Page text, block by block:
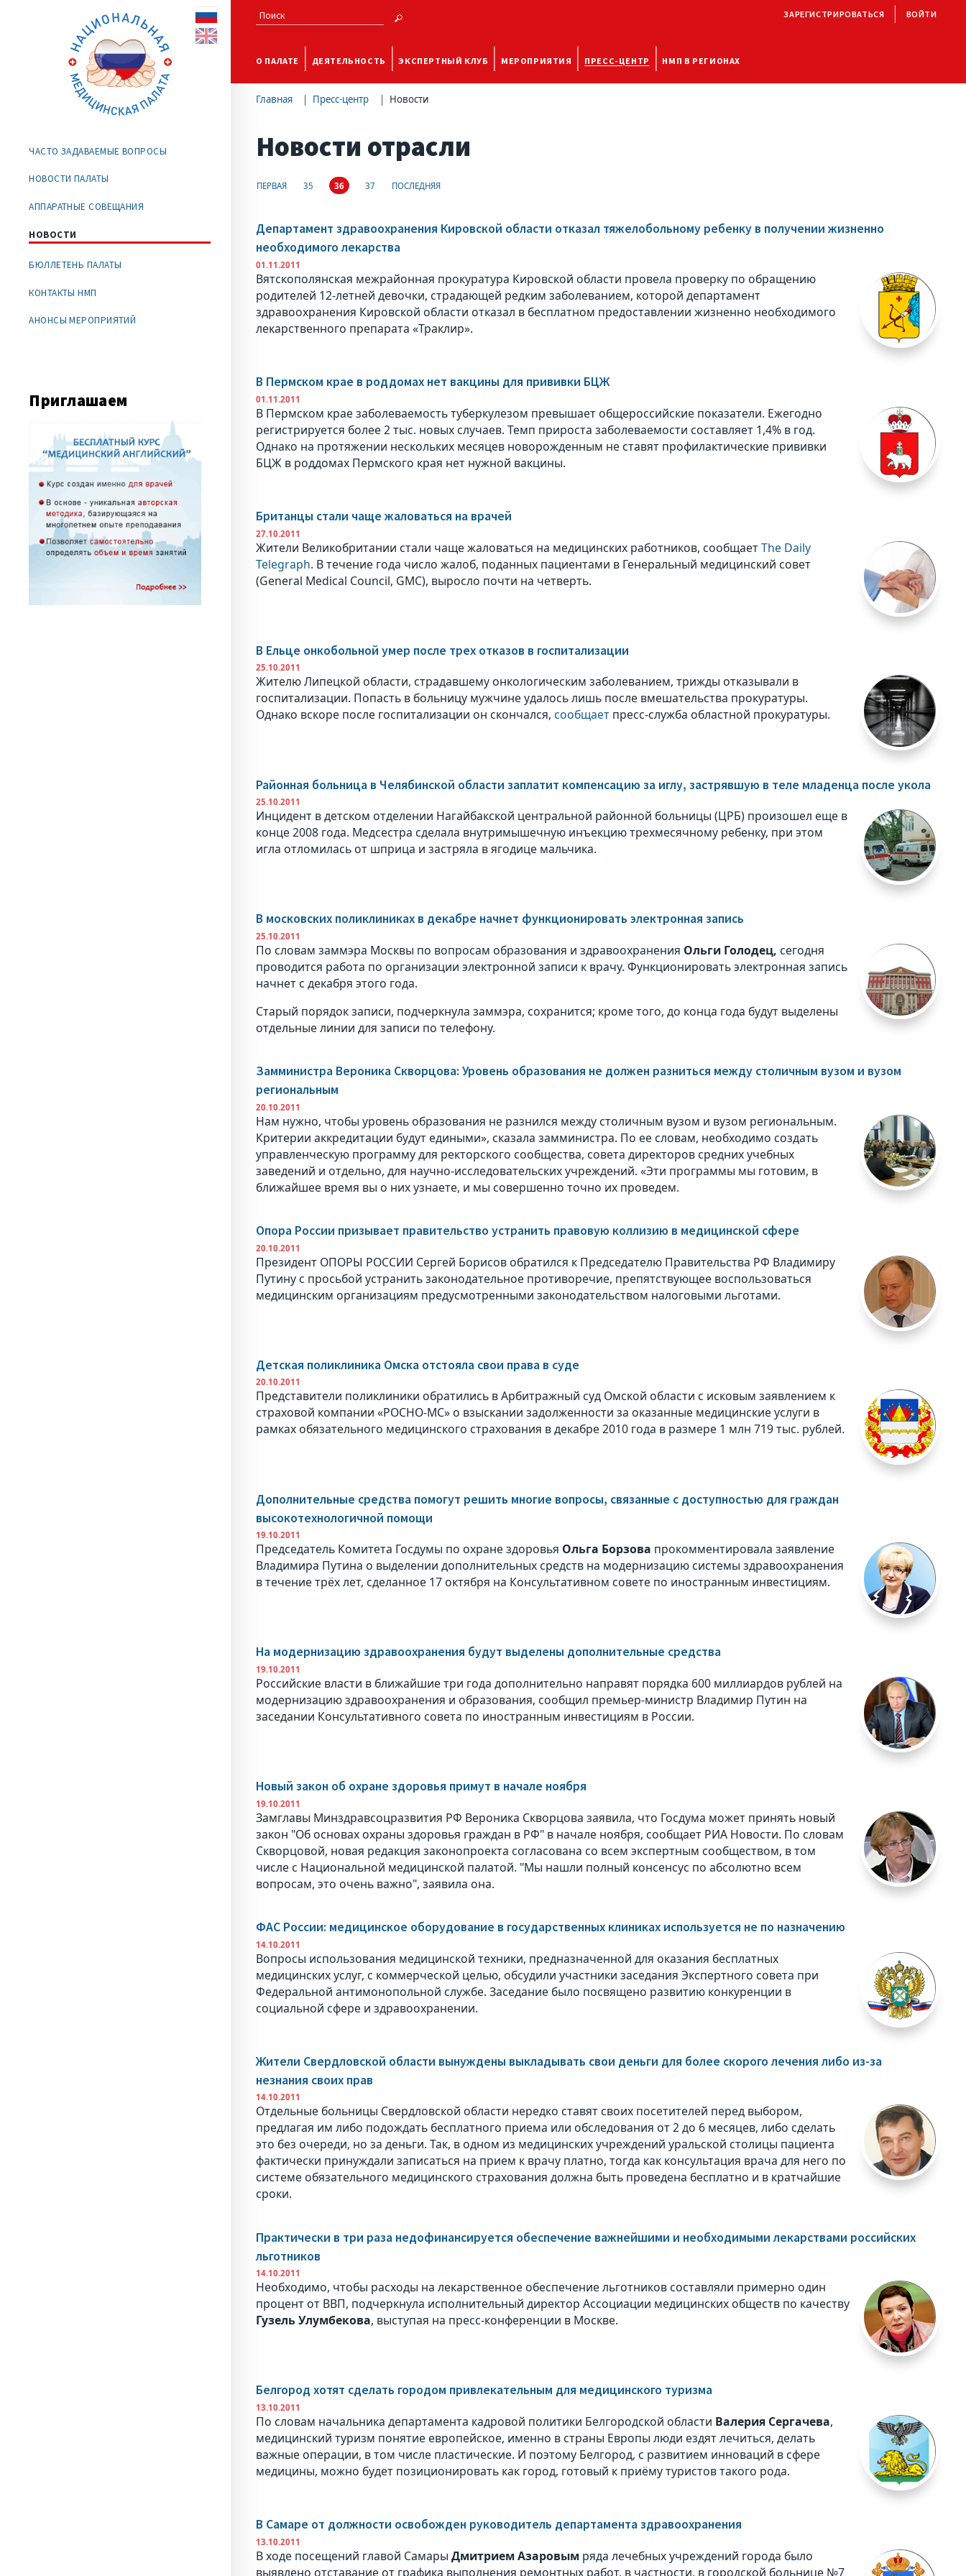
ЗАРЕГИСТРИРОВАТЬСЯ ВОЙТИ
О ПАЛАТЕ ДЕЯТЕЛЬНОСТЬ ЭКСПЕРТНЫЙ КЛУБ МЕРОПРИЯТИЯ ПРЕСС-ЦЕНТР НМП В РЕГИОНАХ
Главная Пресс-центр Новости
Новости отрасли
ПЕРВАЯ 35 36 37 ПОСЛЕДНЯЯ
Департамент здравоохранения Кировской области отказал тяжелобольному ребенку в получении жизненно
необходимого лекарства
01.11.2011
Вятскополянская межрайонная прокуратура Кировской области провела проверку по обращению
родителей 12-летней девочки, страдающей редким заболеванием, которой департамент
здравоохранения Кировской области отказал в бесплатном предоставлении жизненно необходимого
лекарственного препарата «Траклир».
В Пермском крае в роддомах нет вакцины для прививки БЦЖ
01.11.2011
В Пермском крае заболеваемость туберкулезом превышает общероссийские показатели. Ежегодно
регистрируется более 2 тыс. новых случаев. Темп прироста заболеваемости составляет 1,4% в год.
Однако на протяжении нескольких месяцев новорожденным не ставят профилактические прививки
БЦЖ в роддомах Пермского края нет нужной вакцины.
Британцы стали чаще жаловаться на врачей
27.10.2011
Жители Великобритании стали чаще жаловаться на медицинских работников, сообщаетThe Daily
Telegraph. В течение года число жалоб, поданных пациентами в Генеральный медицинский совет
(General Medical Council, GMC), выросло почти на четверть.
В Ельце онкобольной умер после трех отказов в госпитализации
25.10.2011
Жителю Липецкой области, страдавшему онкологическим заболеванием, трижды отказывали в
госпитализации. Попасть в больницу мужчине удалось лишь после вмешательства прокуратуры.
Однако вскоре после госпитализации он скончался,сообщает пресс-служба областной прокуратуры.
Районная больница в Челябинской области заплатит компенсацию за иглу, застрявшую в теле младенца после укола
25.10.2011
Инцидент в детском отделении Нагайбакской центральной районной больницы (ЦРБ) произошел еще в
конце 2008 года. Медсестра сделала внутримышечную инъекцию трехмесячному ребенку, при этом
игла отломилась от шприца и застряла в ягодице мальчика.
В московских поликлиниках в декабре начнет функционировать электронная запись
25.10.2011
По словам заммэра Москвы по вопросам образования и здравоохранения Ольги Голодец, сегодня
проводится работа по организации электронной записи к врачу. Функционировать электронная запись
начнет с декабря этого года.
Старый порядок записи, подчеркнула заммэра, сохранится; кроме того, до конца года будут выделены
отдельные линии для записи по телефону.
Замминистра Вероника Скворцова: Уровень образования не должен разниться между столичным вузом и вузом
региональным
20.10.2011
Нам нужно, чтобы уровень образования не разнился между столичным вузом и вузом региональным.
Критерии аккредитации будут едиными», сказала замминистра. По ее словам, необходимо создать
управленческую программу для ректорского сообщества, совета директоров средних учебных
заведений и отдельно, для научно-исследовательских учреждений. «Эти программы мы готовим, в
ближайшее время вы о них узнаете, и мы совершенно точно их проведем.
Опора России призывает правительство устранить правовую коллизию в медицинской сфере
20.10.2011
Президент ОПОРЫ РОССИИ Сергей Борисов обратился к Председателю Правительства РФ Владимиру
Путину с просьбой устранить законодательное противоречие, препятствующее воспользоваться
медицинским организациям предусмотренными законодательством налоговыми льготами.
Детская поликлиника Омска отстояла свои права в суде
20.10.2011
Представители поликлиники обратились в Арбитражный суд Омской области с исковым заявлением к
страховой компании «РОСНО-МС» о взыскании задолженности за оказанные медицинские услуги в
рамках обязательного медицинского страхования в декабре 2010 года в размере 1 млн 719 тыс. рублей.
Дополнительные средства помогут решить многие вопросы, связанные с доступностью для граждан
высокотехнологичной помощи
19.10.2011
Председатель Комитета Госдумы по охране здоровья Ольга Борзова прокомментировала заявление
Владимира Путина о выделении дополнительных средств на модернизацию системы здравоохранения
в течение трёх лет, сделанное 17 октября на Консультативном совете по иностранным инвестициям.
На модернизацию здравоохранения будут выделены дополнительные средства
19.10.2011
Российские власти в ближайшие три года дополнительно направят порядка 600 миллиардов рублей на
модернизацию здравоохранения и образования, сообщил премьер-министр Владимир Путин на
заседании Консультативного совета по иностранным инвестициям в России.
Новый закон об охране здоровья примут в начале ноября
19.10.2011
Замглавы Минздравсоцразвития РФ Вероника Скворцова заявила, что Госдума может принять новый
закон "Об основах охраны здоровья граждан в РФ" в начале ноября, сообщает РИА Новости. По словам
Скворцовой, новая редакция законопроекта согласована со всем экспертным сообществом, в том
числе с Национальной медицинской палатой. "Мы нашли полный консенсус по абсолютно всем
вопросам, это очень важно", заявила она.
ФАС России: медицинское оборудование в государственных клиниках используется не по назначению
14.10.2011
Вопросы использования медицинской техники, предназначенной для оказания бесплатных
медицинских услуг, с коммерческой целью, обсудили участники заседания Экспертного совета при
Федеральной антимонопольной службе. Заседание было посвящено развитию конкуренции в
социальной сфере и здравоохранении.
Жители Свердловской области вынуждены выкладывать свои деньги для более скорого лечения либо из-за
незнания своих прав
14.10.2011
Отдельные больницы Свердловской области нередко ставят своих посетителей перед выбором,
предлагая им либо подождать бесплатного приема или обследования от 2 до 6 месяцев, либо сделать
это без очереди, но за деньги. Так, в одном из медицинских учреждений уральской столицы пациента
фактически принуждали записаться на прием к врачу платно, тогда как консультация врача для него по
системе обязательного медицинского страхования должна быть проведена бесплатно и в кратчайшие
сроки.
Практически в три раза недофинансируется обеспечение важнейшими и необходимыми лекарствами российских
льготников
14.10.2011
Необходимо, чтобы расходы на лекарственное обеспечение льготников составляли примерно один
процент от ВВП, подчеркнула исполнительный директор Ассоциации медицинских обществ по качеству
Гузель Улумбекова, выступая на пресс-конференции в Москве.
Белгород хотят сделать городом привлекательным для медицинского туризма
13.10.2011
По словам начальника департамента кадровой политики Белгородской области Валерия Сергачева,
медицинский туризм понятие европейское, именно в страны Европы люди ездят лечиться, делать
важные операции, в том числе пластические. И поэтому Белгород, с развитием инноваций в сфере
медицины, можно будет позиционировать как город, готовый к приёму туристов такого рода.
В Самаре от должности освобожден руководитель департамента здравоохранения
13.10.2011
В ходе посещений главой СамарыДмитрием Азаровым ряда лечебных учреждений города было
выявлено отставание от графика выполнения ремонтных работ, в частности, в городской больнице №7
ЧАСТО ЗАДАВАЕМЫЕ ВОПРОСЫ
НОВОСТИ ПАЛАТЫ
АППАРАТНЫЕ СОВЕЩАНИЯ
НОВОСТИ
БЮЛЛЕТЕНЬ ПАЛАТЫ
КОНТАКТЫ НМП
АНОНСЫ МЕРОПРИЯТИЙ
Приглашаем